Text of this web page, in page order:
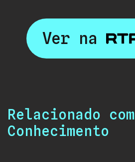
Ver na
Relacionado com
Conhecimento